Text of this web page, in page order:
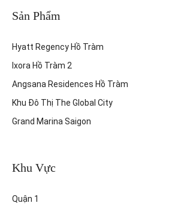
Sản Phẩm
Hyatt Regency Hồ Tràm
Ixora Hồ Tràm 2
Angsana Residences Hồ Tràm
Khu Đô Thị The Global City
Grand Marina Saigon
Khu Vực
Quận 1